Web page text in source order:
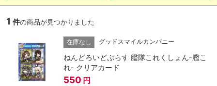
1 件の商品が見つかりました
在庫なし グッドスマイルカンパニー
ねんどろいどぷらす 艦隊これくしょん-艦こ
れ- クリアカード
550 円